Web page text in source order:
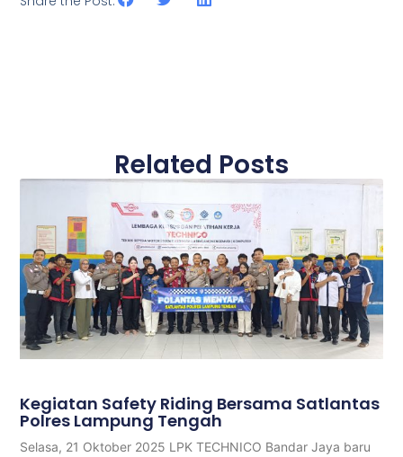
Related Posts
Kegiatan Safety Riding Bersama Satlantas
Polres Lampung Tengah
Selasa, 21 Oktober 2025 LPK TECHNICO Bandar Jaya baru